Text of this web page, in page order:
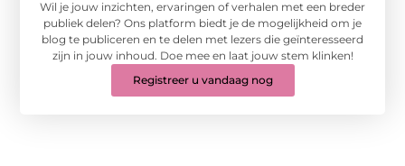
Wil je jouw inzichten, ervaringen of verhalen met een breder
publiek delen? Ons platform biedt je de mogelijkheid om je
blog te publiceren en te delen met lezers die geïnteresseerd
zijn in jouw inhoud. Doe mee en laat jouw stem klinken!
Registreer u vandaag nog